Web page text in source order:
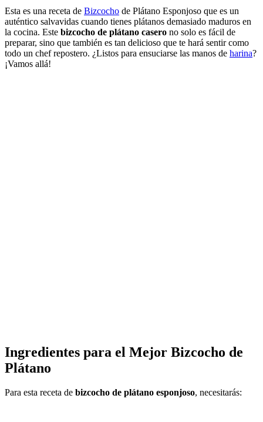
Esta es una receta de Bizcocho de Plátano Esponjoso que es un
auténtico salvavidas cuando tienes plátanos demasiado maduros en
la cocina. Este bizcocho de plátano casero no solo es fácil de
preparar, sino que también es tan delicioso que te hará sentir como
todo un chef repostero. ¿Listos para ensuciarse las manos de harina?
¡Vamos allá!
Ingredientes para el Mejor Bizcocho de
Plátano
Para esta receta de bizcocho de plátano esponjoso, necesitarás: